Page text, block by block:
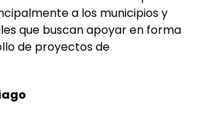
a los municipios y
que buscan apoyar en forma
de proyectos de